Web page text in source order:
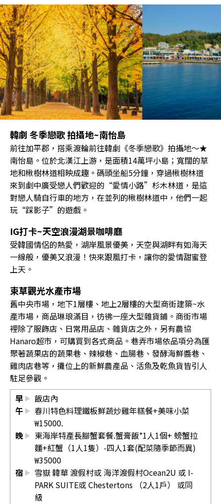
韓劇 冬季戀歌 拍攝地~南怡島
前往加平郡，搭乘渡輪前往韓劇《冬季戀歌》拍攝地～★
南怡島。位於北漢江上游，是面積14萬坪小島；寬闊的草
地和楸樹林道相映成趣。碼頭坐船5分鐘，穿過楸樹林道
來到劇中廣受戀人們歡迎的“愛情小路”杉木林道，是這
對戀人騎自行車的地方，在並列的楸樹林道中，他們一起
玩“踩影子”的遊戲。
IG打卡~天空浪漫湖景咖啡廳
受韓國情侶的熱愛，湖岸風景優美，天空與湖畔有如海天
一線般，優美又浪漫！快來跟風打卡，讓你的愛情甜蜜登
上天。
束草觀光水產市場
舊中央市場，地下1層樓、地上2層樓的大型商街建築~水
產市場，商品琳琅滿目，彷彿一座大型雜貨鋪。商街市場
裡除了服飾店、日常用品店、雜貨店之外，另有農協
Hanaro超市，可購買到各式商品。巷弄市場依品項分為匯
聚著蔬果店的蔬果巷、辣椒巷、血腸巷、發酵海鮮醬巷、
雞肉店巷等，攤位上的新鮮農產品、活魚及乾魚貨皆引人
駐足參觀。
早
飯店內
午
春川特色料理鐵板鮮蔬炒雞年糕餐+美味小菜
₩15000.
晚
東海岸特產長腳蟹套餐.蟹膏飯*1人1個+ 螃蟹拉
麵+紅蟹（1人1隻）-四人1套(配菜隨季節而異)
₩35000
宿
雪嶽 韓華 渡假村或 海洋渡假村Ocean2U 或 I-
PARK SUITE或 Chestertons （2人1戶） 或同
級